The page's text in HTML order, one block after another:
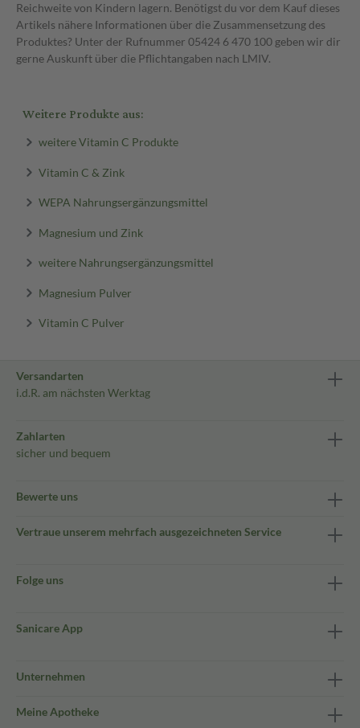
Reichweite von Kindern lagern. Benötigst du vor dem Kauf dieses
Artikels nähere Informationen über die Zusammensetzung des
Produktes? Unter der Rufnummer 05424 6 470 100 geben wir dir
gerne Auskunft über die Pflichtangaben nach LMIV.
Weitere Produkte aus:
weitere Vitamin C Produkte
Vitamin C & Zink
WEPA Nahrungsergänzungsmittel
Magnesium und Zink
weitere Nahrungsergänzungsmittel
Magnesium Pulver
Vitamin C Pulver
Versandarten
i.d.R. am nächsten Werktag
Zahlarten
sicher und bequem
Bewerte uns
Vertraue unserem mehrfach ausgezeichneten Service
Folge uns
Sanicare App
Unternehmen
Meine Apotheke